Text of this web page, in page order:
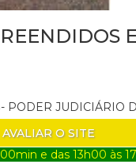
PODER JUDICIÁRIO
AVALIAR O SITE
e das 13h00 às